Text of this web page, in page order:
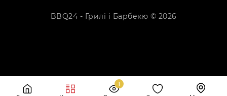
1
BBQ24 - Грилі і Барбекю © 2026